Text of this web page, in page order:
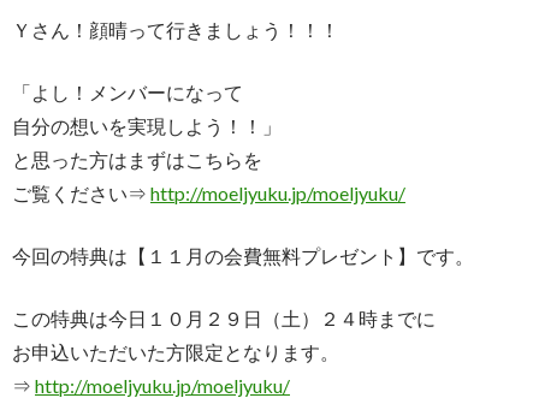
Ｙさん！顔晴って行きましょう！！！
「よし！メンバーになって
自分の想いを実現しよう！！」
と思った方はまずはこちらを
ご覧ください⇒ http://moeljyuku.jp/moeljyuku/
今回の特典は【１１月の会費無料プレゼント】です。
この特典は今日１０月２９日（土）２４時までに
お申込いただいた方限定となります。
⇒ http://moeljyuku.jp/moeljyuku/